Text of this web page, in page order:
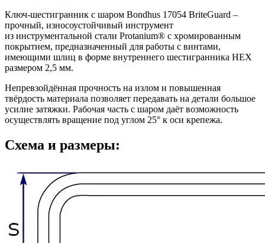
Ключ-шестигранник с шаром Bondhus 17054 BriteGuard –
прочный, износоустойчивый инструмент
из инструментальной стали Protanium® с хромированным
покрытием, предназначенный для работы с винтами,
имеющими шлиц в форме внутреннего шестигранника HEX
размером 2,5 мм.
Непревзойдённая прочность на излом и повышенная
твёрдость материала позволяет передавать на детали большое
усилие затяжки. Рабочая часть с шаром даёт возможность
осуществлять вращение под углом 25° к оси крепежа.
Схема и размеры: